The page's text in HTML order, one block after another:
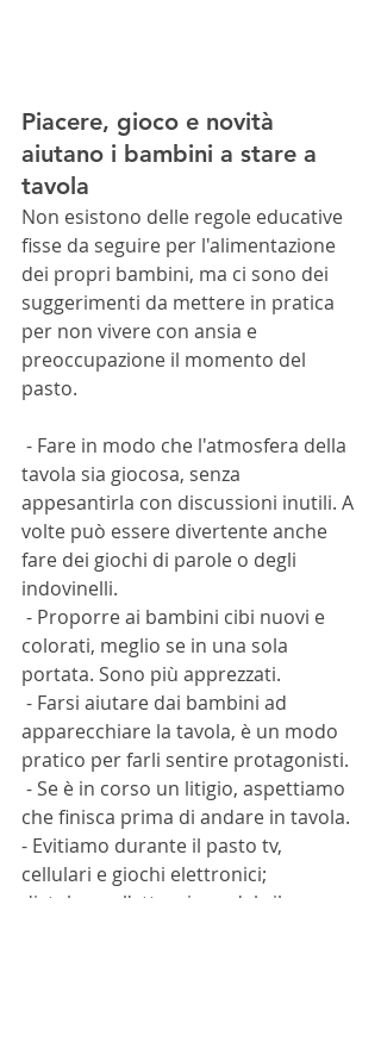
Piacere, gioco e novità
aiutano i bambini a stare a
tavola
Non esistono delle regole educative
fisse da seguire per l'alimentazione
dei propri bambini, ma ci sono dei
suggerimenti da mettere in pratica
per non vivere con ansia e
preoccupazione il momento del
pasto.
tavola sia giocosa, senza
appesantirla con discussioni inutili. A
volte può essere divertente anche
fare dei giochi di parole o degli
indovinelli.
colorati, meglio se in una sola
portata. Sono più apprezzati.
apparecchiare la tavola, è un modo
pratico per farli sentire protagonisti.
che finisca prima di andare in tavola.
- Evitiamo durante il pasto tv,
cellulari e giochi elettronici;
distolgono l'attenzione dal cibo e